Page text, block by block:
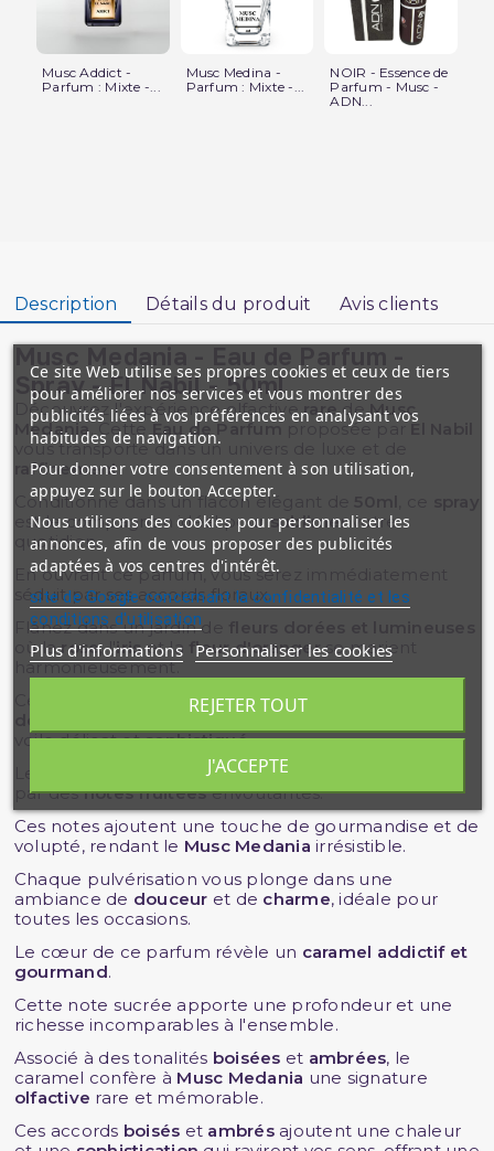
Musc Addict -
Parfum : Mixte -...
Musc Medina -
Parfum : Mixte -...
NOIR - Essence de
Parfum - Musc -
ADN...
Description Détails du produit Avis clients
Spray - El Nabil - 50ml
Découvrez l'expérience olfactiveraredeMusc
Medania . Cette Eau de Parfum proposée par
vous transporte dans un univers de luxe et de
raffinement.
Conditionné dans un flacon élégant de
est le compagnon idéal poursublimervotre
quotidien.
En ouvrant ce parfum, vous serez immédiatement
séduit par ses accords floraux.
Flânez dans un jardin de
où larose, l'iriset la fleur d'orangerse marient
harmonieusement.
Ces notes florales apportent unefraîcheur
, enveloppant votre peau d'un
voile délicat etsophistiqué.
Les accords floraux sont magnifiquement rehaussés
par desnotes fruitéesenvoûtantes.
Ces notes ajoutent une touche de gourmandise et de
volupté, rendant le Musc Medania irrésistible.
Chaque pulvérisation vous plonge dans une
ambiance de douceur et de charme, idéale pour
toutes les occasions.
Le cœur de ce parfum révèle un caramel addictif et
gourmand.
Cette note sucrée apporte une profondeur et une
richesse incomparables à l'ensemble.
Associé à des tonalités boisées et ambrées, le
caramel confère à Musc Medania une signature
olfactive rare et mémorable.
Ces accords boisés et ambrés ajoutent une chaleur
Ce site Web utilise ses propres cookies et ceux de tiers
pour améliorer nos services et vous montrer des
publicités liées à vos préférences en analysant vos
habitudes de navigation.
Pour donner votre consentement à son utilisation,
appuyez sur le bouton Accepter.
Nous utilisons des cookies pour personnaliser les
annonces, afin de vous proposer des publicités
adaptées à vos centres d'intérêt.
site de Google concernant la confidentialité et les
conditions d'utilisation
Plus d'informations Personnaliser les cookies
REJETER TOUT
J'ACCEPTE